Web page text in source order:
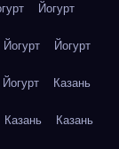
Йогурт
Йогурт Йогурт
Йогурт Казань
Казань Казань